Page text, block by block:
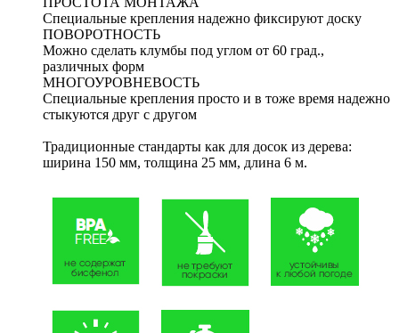
Специальные крепления надежно фиксируют доску
ПОВОРОТНОСТЬ
Можно сделать клумбы под углом от 60 град.,
различных форм
МНОГОУРОВНЕВОСТЬ
Специальные крепления просто и в тоже время надежно
стыкуются друг с другом
Традиционные стандарты как для досок из дерева:
ширина 150 мм, толщина 25 мм, длина 6 м.